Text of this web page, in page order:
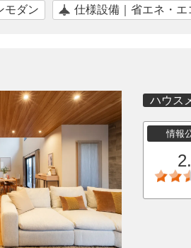
モダン 仕様設備｜省エネ・エ
ハウス
情報